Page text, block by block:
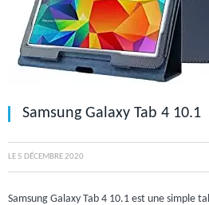
Samsung Galaxy Tab 4 10.1
LE 5 DÉCEMBRE 2020
Samsung Galaxy Tab 4 10.1 est une simple